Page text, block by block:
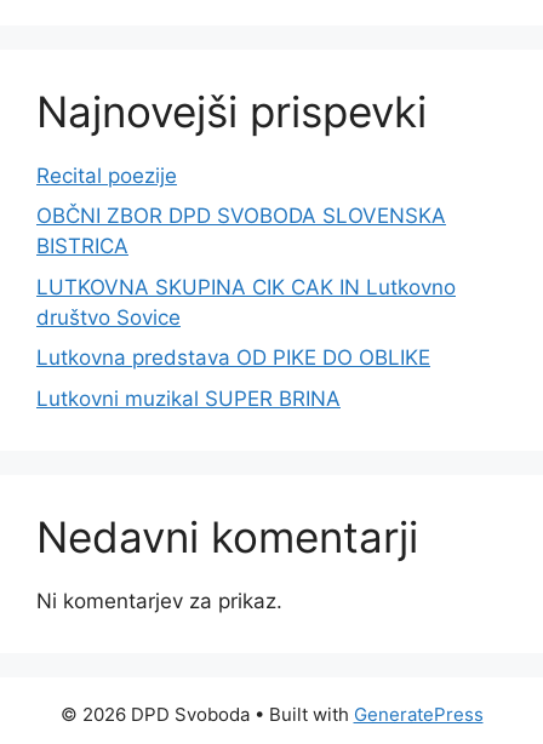
Najnovejši prispevki
Recital poezije
OBČNI ZBOR DPD SVOBODA SLOVENSKA
BISTRICA
LUTKOVNA SKUPINA CIK CAK IN Lutkovno
društvo Sovice
Lutkovna predstava OD PIKE DO OBLIKE
Lutkovni muzikal SUPER BRINA
Nedavni komentarji
Ni komentarjev za prikaz.
© 2026 DPD Svoboda• Built with GeneratePress